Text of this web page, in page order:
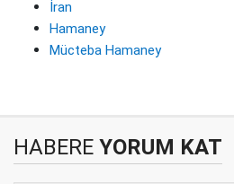
İran
Hamaney
Mücteba Hamaney
HABERE YORUM KAT